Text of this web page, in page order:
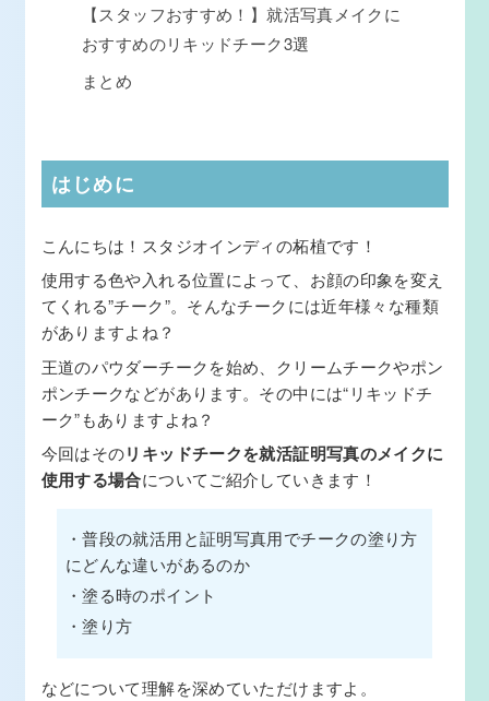
【スタッフおすすめ！】就活写真メイクに
おすすめのリキッドチーク3選
まとめ
はじめに
こんにちは！スタジオインディの柘植です！
使用する色や入れる位置によって、お顔の印象を変え
てくれる”チーク”。そんなチークには近年様々な種類
がありますよね？
王道のパウダーチークを始め、クリームチークやポン
ポンチークなどがあります。その中には“リキッドチ
ーク”もありますよね？
今回はそのリキッドチークを就活証明写真のメイクに
使用する場合についてご紹介していきます！
・普段の就活用と証明写真用でチークの塗り方
にどんな違いがあるのか
・塗る時のポイント
・塗り方
などについて理解を深めていただけますよ。